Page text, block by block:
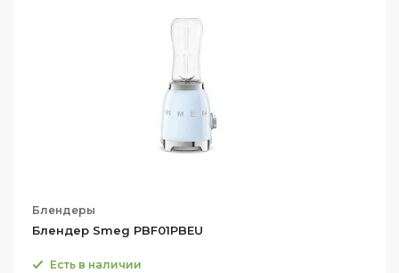
Блендеры
Блендер Smeg PBF01PBEU
Есть в наличии